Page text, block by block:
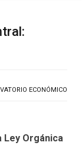
ECONÓMICO
Ley Orgánica